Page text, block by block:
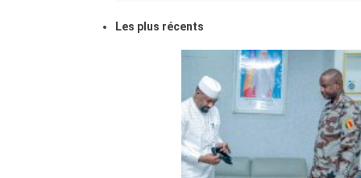
Les plus récents